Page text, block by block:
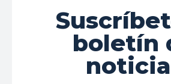
boletín